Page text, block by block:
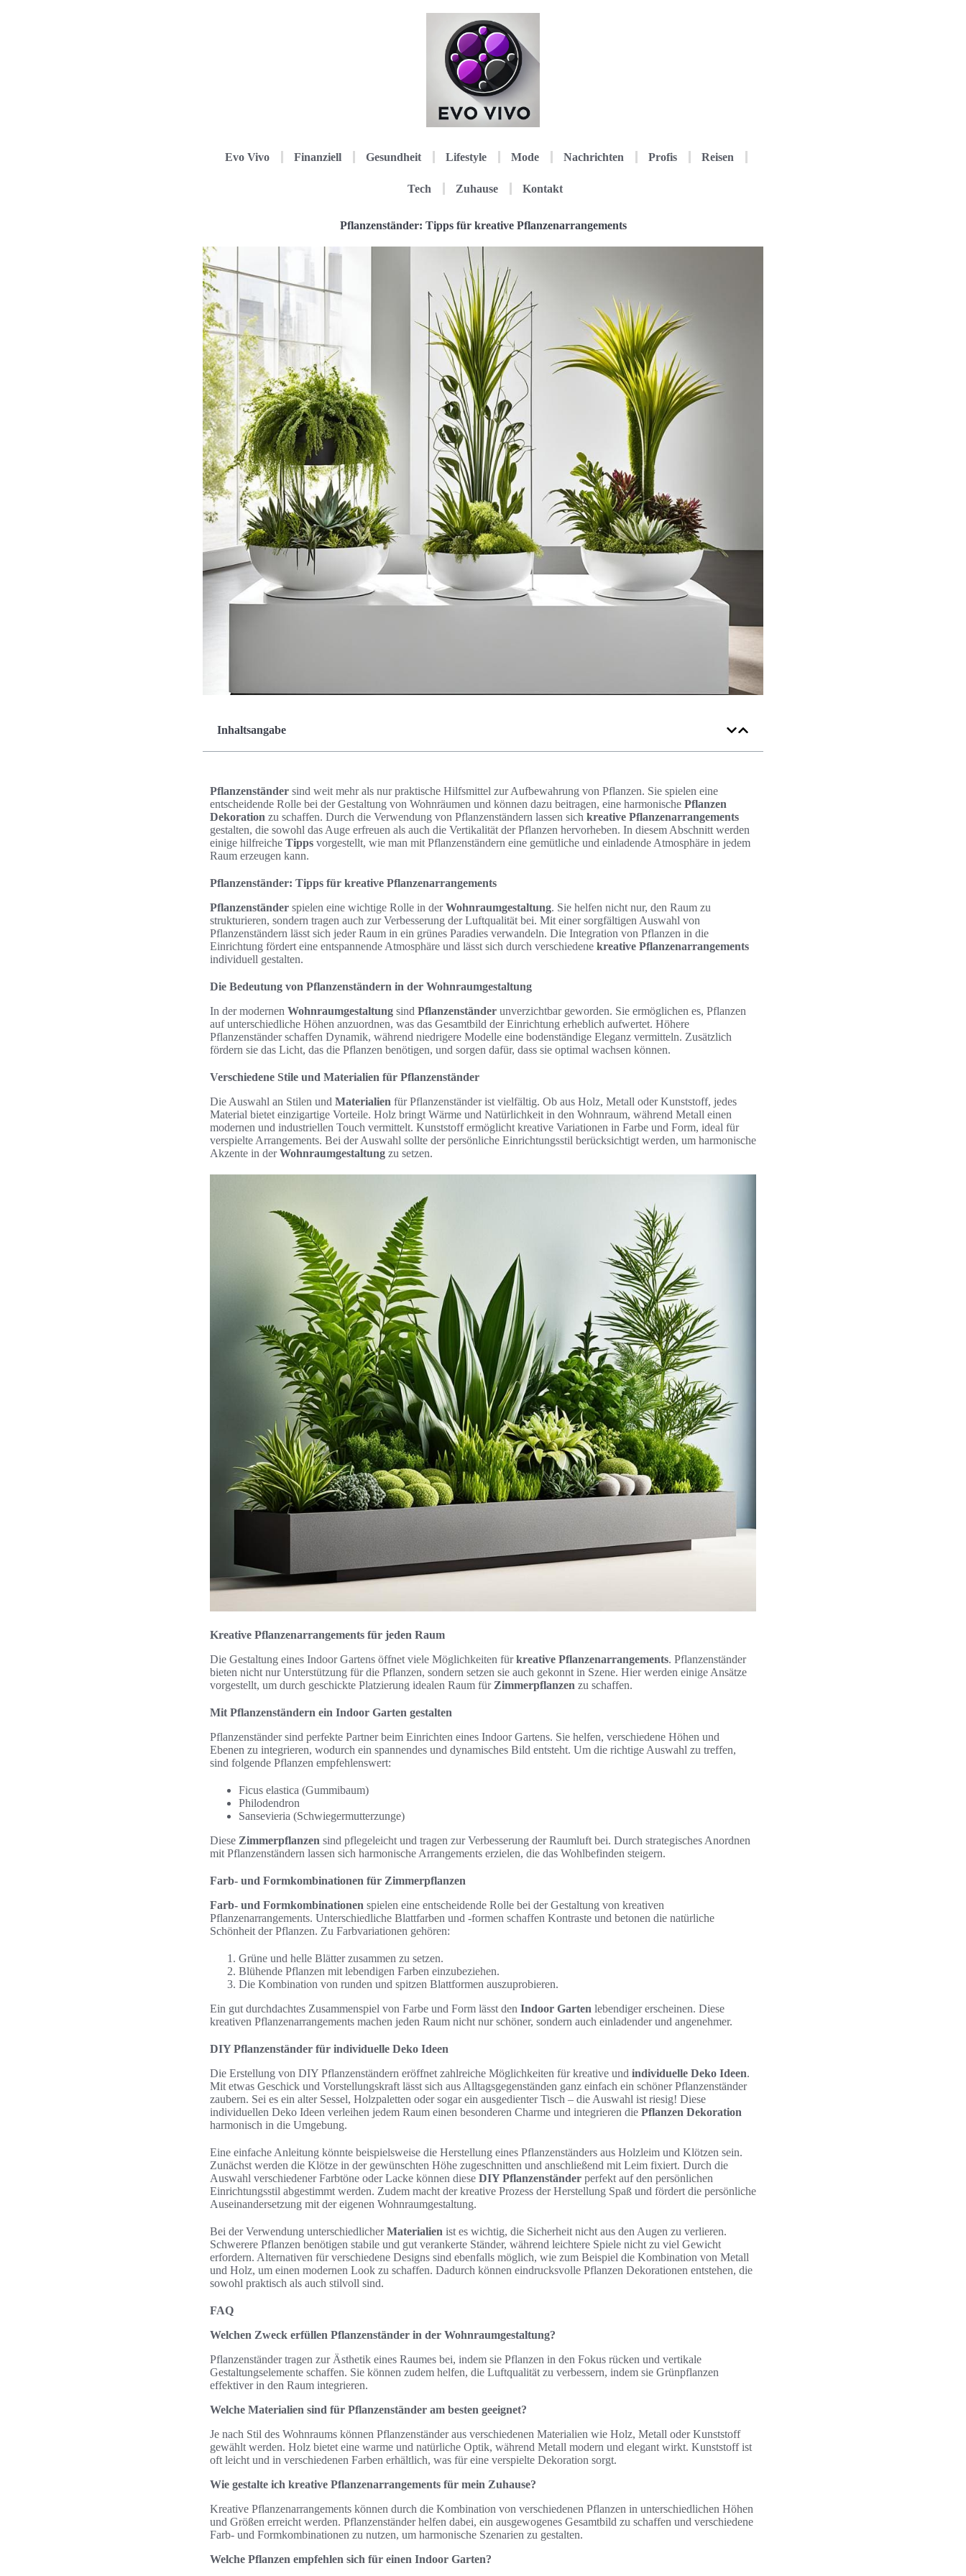
Evo Vivo Finanziell Gesundheit Lifestyle Mode Nachrichten Profis Reisen
Tech Zuhause Kontakt
Pflanzenständer: Tipps für kreative Pflanzenarrangements
Inhaltsangabe
Pflanzenständer sind weit mehr als nur praktische Hilfsmittel zur Aufbewahrung von Pflanzen. Sie spielen eine
entscheidende Rolle bei der Gestaltung von Wohnräumen und können dazu beitragen, eine harmonische Pflanzen
Dekoration zu schaffen. Durch die Verwendung von Pflanzenständern lassen sich kreative Pflanzenarrangements
gestalten, die sowohl das Auge erfreuen als auch die Vertikalität der Pflanzen hervorheben. In diesem Abschnitt werden
einige hilfreiche Tipps vorgestellt, wie man mit Pflanzenständern eine gemütliche und einladende Atmosphäre in jedem
Raum erzeugen kann.
Pflanzenständer: Tipps für kreative Pflanzenarrangements
Pflanzenständer spielen eine wichtige Rolle in derWohnraumgestaltung. Sie helfen nicht nur, den Raum zu
strukturieren, sondern tragen auch zur Verbesserung der Luftqualität bei. Mit einer sorgfältigen Auswahl von
Pflanzenständern lässt sich jeder Raum in ein grünes Paradies verwandeln. Die Integration von Pflanzen in die
Einrichtung fördert eine entspannende Atmosphäre und lässt sich durch verschiedene kreative Pflanzenarrangements
individuell gestalten.
Die Bedeutung von Pflanzenständern in der Wohnraumgestaltung
In der modernen Wohnraumgestaltung sind Pflanzenständer unverzichtbar geworden. Sie ermöglichen es, Pflanzen
auf unterschiedliche Höhen anzuordnen, was das Gesamtbild der Einrichtung erheblich aufwertet. Höhere
Pflanzenständer schaffen Dynamik, während niedrigere Modelle eine bodenständige Eleganz vermitteln. Zusätzlich
fördern sie das Licht, das die Pflanzen benötigen, und sorgen dafür, dass sie optimal wachsen können.
Verschiedene Stile und Materialien für Pflanzenständer
Die Auswahl an Stilen und Materialien für Pflanzenständer ist vielfältig. Ob aus Holz, Metall oder Kunststoff, jedes
Material bietet einzigartige Vorteile. Holz bringt Wärme und Natürlichkeit in den Wohnraum, während Metall einen
modernen und industriellen Touch vermittelt. Kunststoff ermöglicht kreative Variationen in Farbe und Form, ideal für
verspielte Arrangements. Bei der Auswahl sollte der persönliche Einrichtungsstil berücksichtigt werden, um harmonische
Akzente in derWohnraumgestaltung zu setzen.
Kreative Pflanzenarrangements für jeden Raum
Die Gestaltung eines Indoor Gartens öffnet viele Möglichkeiten fürkreative Pflanzenarrangements. Pflanzenständer
bieten nicht nur Unterstützung für die Pflanzen, sondern setzen sie auch gekonnt in Szene. Hier werden einige Ansätze
vorgestellt, um durch geschickte Platzierung idealen Raum für Zimmerpflanzen zu schaffen.
Mit Pflanzenständern ein Indoor Garten gestalten
Pflanzenständer sind perfekte Partner beim Einrichten eines Indoor Gartens. Sie helfen, verschiedene Höhen und
Ebenen zu integrieren, wodurch ein spannendes und dynamisches Bild entsteht. Um die richtige Auswahl zu treffen,
sind folgende Pflanzen empfehlenswert:
Ficus elastica (Gummibaum)
Philodendron
Sansevieria (Schwiegermutterzunge)
Diese Zimmerpflanzen sind pflegeleicht und tragen zur Verbesserung der Raumluft bei. Durch strategisches Anordnen
mit Pflanzenständern lassen sich harmonische Arrangements erzielen, die das Wohlbefinden steigern.
Farb- und Formkombinationen für Zimmerpflanzen
Farb- und Formkombinationen spielen eine entscheidende Rolle bei der Gestaltung von kreativen
Pflanzenarrangements. Unterschiedliche Blattfarben und -formen schaffen Kontraste und betonen die natürliche
Schönheit der Pflanzen. Zu Farbvariationen gehören:
Grüne und helle Blätter zusammen zu setzen.
Blühende Pflanzen mit lebendigen Farben einzubeziehen.
Die Kombination von runden und spitzen Blattformen auszuprobieren.
Ein gut durchdachtes Zusammenspiel von Farbe und Form lässt den Indoor Garten lebendiger erscheinen. Diese
kreativen Pflanzenarrangements machen jeden Raum nicht nur schöner, sondern auch einladender und angenehmer.
DIY Pflanzenständer für individuelle Deko Ideen
Die Erstellung von DIY Pflanzenständern eröffnet zahlreiche Möglichkeiten für kreative und individuelle Deko Ideen.
Mit etwas Geschick und Vorstellungskraft lässt sich aus Alltagsgegenständen ganz einfach ein schöner Pflanzenständer
zaubern. Sei es ein alter Sessel, Holzpaletten oder sogar ein ausgedienter Tisch – die Auswahl ist riesig! Diese
individuellen Deko Ideen verleihen jedem Raum einen besonderen Charme und integrieren die Pflanzen Dekoration
harmonisch in die Umgebung.
Eine einfache Anleitung könnte beispielsweise die Herstellung eines Pflanzenständers aus Holzleim und Klötzen sein.
Zunächst werden die Klötze in der gewünschten Höhe zugeschnitten und anschließend mit Leim fixiert. Durch die
Auswahl verschiedener Farbtöne oder Lacke können diese DIY Pflanzenständer perfekt auf den persönlichen
Einrichtungsstil abgestimmt werden. Zudem macht der kreative Prozess der Herstellung Spaß und fördert die persönliche
Auseinandersetzung mit der eigenen Wohnraumgestaltung.
Bei der Verwendung unterschiedlicherMaterialien ist es wichtig, die Sicherheit nicht aus den Augen zu verlieren.
Schwerere Pflanzen benötigen stabile und gut verankerte Ständer, während leichtere Spiele nicht zu viel Gewicht
erfordern. Alternativen für verschiedene Designs sind ebenfalls möglich, wie zum Beispiel die Kombination von Metall
und Holz, um einen modernen Look zu schaffen. Dadurch können eindrucksvolle Pflanzen Dekorationen entstehen, die
sowohl praktisch als auch stilvoll sind.
FAQ
Welchen Zweck erfüllen Pflanzenständer in der Wohnraumgestaltung?
Pflanzenständer tragen zur Ästhetik eines Raumes bei, indem sie Pflanzen in den Fokus rücken und vertikale
Gestaltungselemente schaffen. Sie können zudem helfen, die Luftqualität zu verbessern, indem sie Grünpflanzen
effektiver in den Raum integrieren.
Welche Materialien sind für Pflanzenständer am besten geeignet?
Je nach Stil des Wohnraums können Pflanzenständer aus verschiedenen Materialien wie Holz, Metall oder Kunststoff
gewählt werden. Holz bietet eine warme und natürliche Optik, während Metall modern und elegant wirkt. Kunststoff ist
oft leicht und in verschiedenen Farben erhältlich, was für eine verspielte Dekoration sorgt.
Wie gestalte ich kreative Pflanzenarrangements für mein Zuhause?
Kreative Pflanzenarrangements können durch die Kombination von verschiedenen Pflanzen in unterschiedlichen Höhen
und Größen erreicht werden. Pflanzenständer helfen dabei, ein ausgewogenes Gesamtbild zu schaffen und verschiedene
Farb- und Formkombinationen zu nutzen, um harmonische Szenarien zu gestalten.
Welche Pflanzen empfehlen sich für einen Indoor Garten?